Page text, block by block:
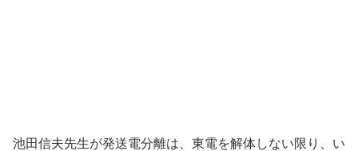
池田信夫先生が発送電分離は、東電を解体しない限り、い